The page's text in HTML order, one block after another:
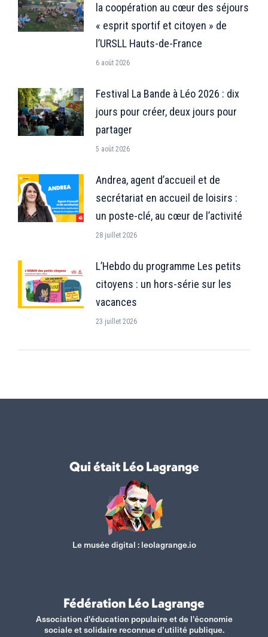
la coopération au cœur des séjours
« esprit sportif et citoyen » de
l’URSLL Hauts-de-France
6 août 2026
Festival La Bande à Léo 2026 : dix
jours pour créer, deux jours pour
partager
5 août 2026
Andrea, agent d’accueil et de
secrétariat en accueil de loisirs :
un poste-clé, au cœur de l’activité
28 juillet 2026
L’Hebdo du programme Les petits
citoyens : un hors-série sur les
vacances
23 juillet 2026
Qui était Léo Lagrange
Le musée digital :leolagrange.io
Fédération Léo Lagrange
Association d'éducation populaire et de l'économie
sociale et solidaire reconnue d’utilité publique.